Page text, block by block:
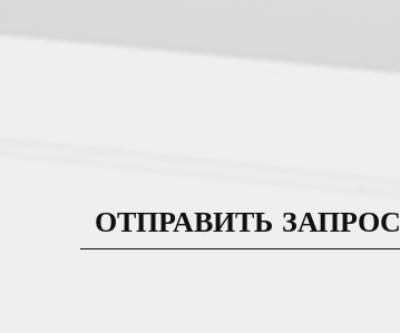
ОТПРАВИТЬ ЗАПРОС